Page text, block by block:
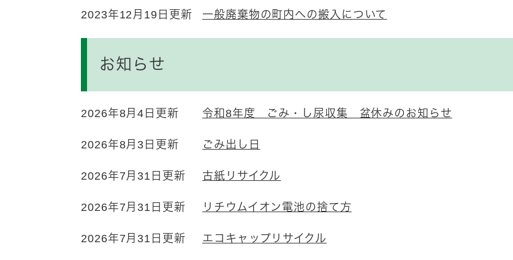
2023年12月19日更新 一般廃棄物の町内への搬入について
お知らせ
2026年8月4日更新 令和8年度 ごみ・し尿収集 盆休みのお知らせ
2026年8月3日更新 ごみ出し日
2026年7月31日更新 古紙リサイクル
2026年7月31日更新 リチウムイオン電池の捨て方
2026年7月31日更新 エコキャップリサイクル